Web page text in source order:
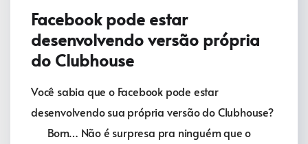
Facebook pode estar
desenvolvendo versão própria
do Clubhouse
Você sabia que o Facebook pode estar
desenvolvendo sua própria versão do Clubhouse?
⠀⠀Bom… Não é surpresa pra ninguém que o